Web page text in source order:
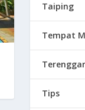
Taiping
Tempat
Tips